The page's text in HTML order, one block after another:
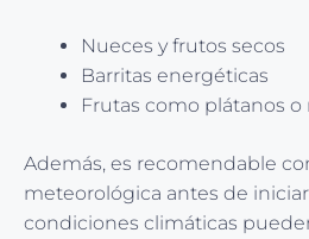
Nueces y frutos secos
Barritas energéticas
Frutas como plátanos o
Además, es recomendable
meteorológica antes de iniciar
condiciones climáticas